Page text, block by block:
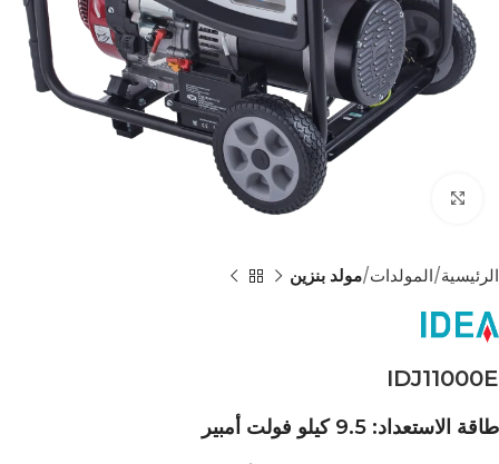
Click to enlarge
الرئيسية المولدات مولد بنزين
IDJ11000E
طاقة الاستعداد: 9.5 كيلو فولت أمبير